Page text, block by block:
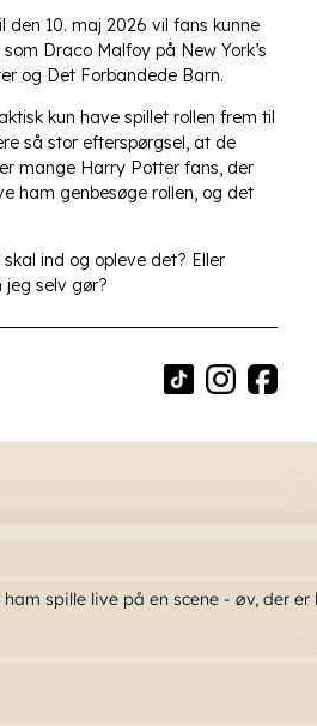
spille live på en scene - øv, der er